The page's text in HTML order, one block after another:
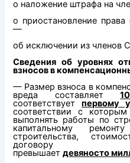
о наложение штрафа на
о приостановление права
—
об исключении из членов
Сведения об уровнях
взносов в
— Размер взноса в
вреда составляет
соответствуетпервому
соответствии с
выполнять работы по
капитальному
строительства,
договору
превышаетдевяносто